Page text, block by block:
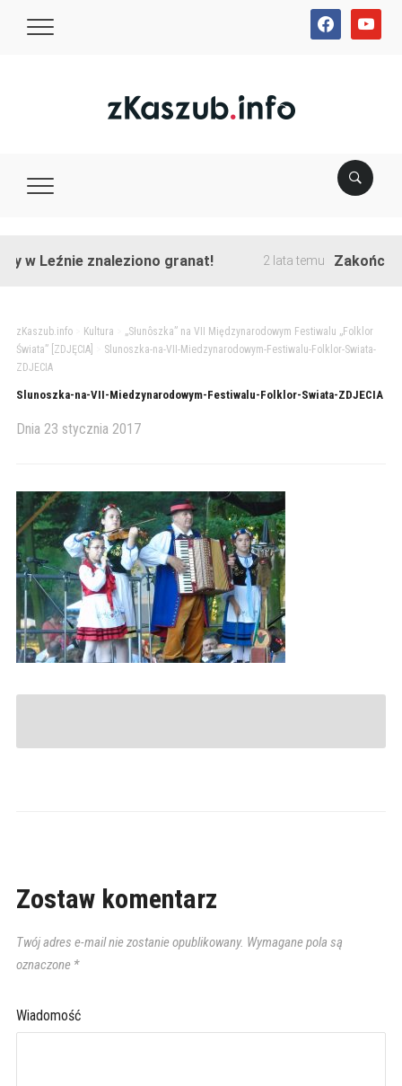
facebookyoutube
w Leźnie znaleziono granat! 2 lata temu Zakończono
zKaszub.info> Kultura
„Słunôszka” na VII Międzynarodowym Festiwalu „Folklor
Świata” [ZDJĘCIA]
Slunoszka-na-VII-Miedzynarodowym-Festiwalu-Folklor-Swiata-
ZDJECIA
Slunoszka-na-VII-Miedzynarodowym-Festiwalu-Folklor-Swiata-ZDJECIA
Dnia 23 stycznia 2017
Zostaw komentarz
Twój adres e-mail nie zostanie opublikowany. Wymagane pola są
oznaczone *
Wiadomość